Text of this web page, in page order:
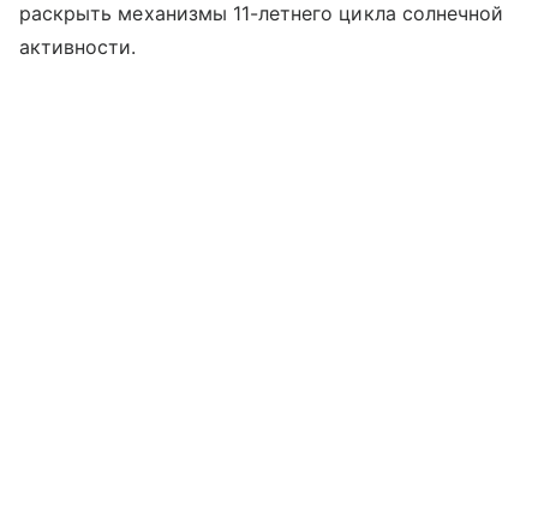
раскрыть механизмы 11-летнего цикла солнечной
активности.